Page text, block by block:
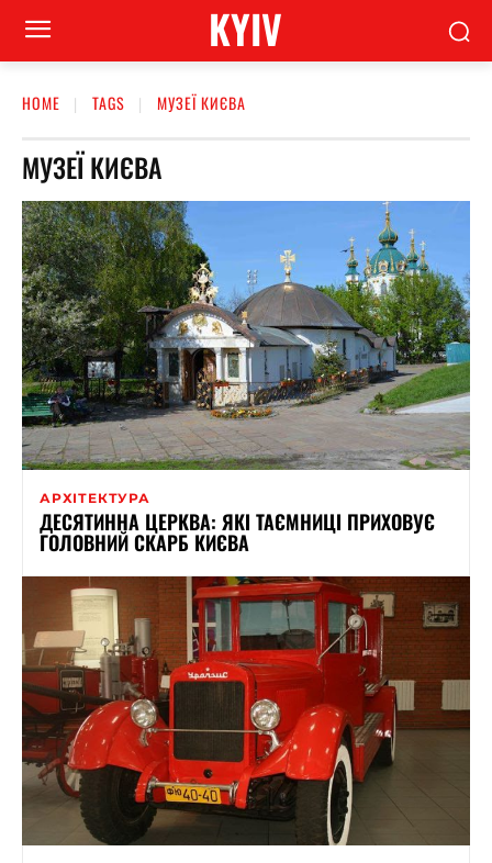
KYIV
HOME TAGS МУЗЕЇ КИЄВА
МУЗЕЇ КИЄВА
АРХІТЕКТУРА
ДЕСЯТИННА ЦЕРКВА: ЯКІ ТАЄМНИЦІ ПРИХОВУЄ
ГОЛОВНИЙ СКАРБ КИЄВА